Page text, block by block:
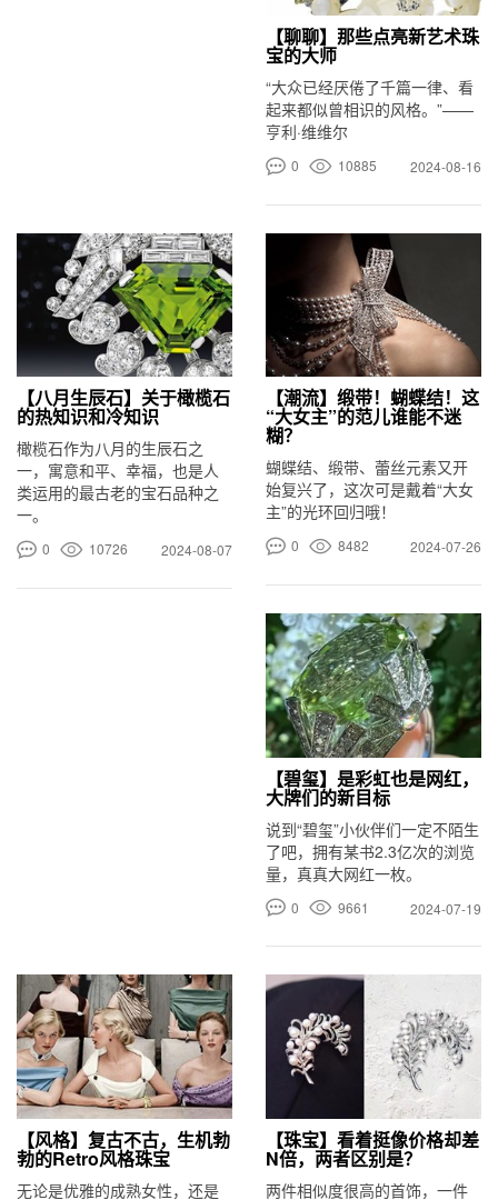
【聊聊】那些点亮新艺术珠
宝的大师
“大众已经厌倦了千篇一律、看
起来都似曾相识的风格。”——
亨利·维维尔
0 10885 2024-08-16
【八月生辰石】关于橄榄石
的热知识和冷知识
橄榄石作为八月的生辰石之
一，寓意和平、幸福，也是人
类运用的最古老的宝石品种之
一。
0 10726 2024-08-07
【潮流】缎带！蝴蝶结！这
“大女主”的范儿谁能不迷
糊？
蝴蝶结、缎带、蕾丝元素又开
始复兴了，这次可是戴着“大女
主”的光环回归哦！
0 8482 2024-07-26
【碧玺】是彩虹也是网红，
大牌们的新目标
说到“碧玺”小伙伴们一定不陌生
了吧，拥有某书2.3亿次的浏览
量，真真大网红一枚。
0 9661 2024-07-19
【风格】复古不古，生机勃
勃的Retro风格珠宝
无论是优雅的成熟女性，还是
【珠宝】看着挺像价格却差
N倍，两者区别是？
两件相似度很高的首饰，一件